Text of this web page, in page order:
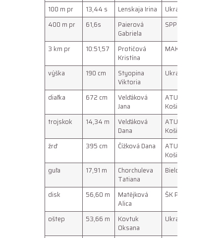
100 m pr 13,44 s Lenskaja Irina Ukrajina
400 m pr
61,6s
Paierová
Gabriela
SPPraha
3 km pr 10:51,57
Protičová
Kristína
MAK Rača
výška 190 cm
Styopina
Viktoria
Ukrajina
diaľka 672 cm
Velďáková
Jana
ATU
Košice
trojskok 14,34 m
Velďáková
Dana
ATU
Košice
žrď 395 cm Čížková Dana
ATU
Košice
guľa 17,91 m
Chorchuleva
Tatiana
Bielorusko
disk 56,60 m
Matějková
Alica
ŠK Plzeň
oštep 53,66 m
Kovtuk
Oksana
Ukrajina